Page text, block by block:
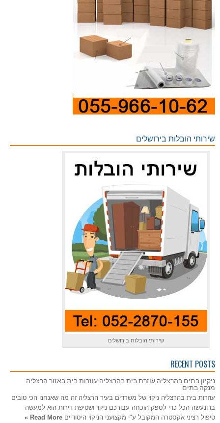
שירותי הובלות בירושלים
שירותי הובלות בירושלים
RECENT POSTS
ניקיון בתים בהרצליה עוזרת בית בהרצליה עוזרות בית באזור הרצליה
מנקה בתים
עוזרות בית בהרצליה ניקוי של משרדים בעיר הרצליה זה מה שאנחנו הכי טובים
בו ונעשה הכל כדי לספק הוכחה עבורכם ניקוי ושטיפת דירות הוא למעשה
טיפול רציני אקסטרה המקובל ע"י מקצועני הניקוי היסודיים Read More »